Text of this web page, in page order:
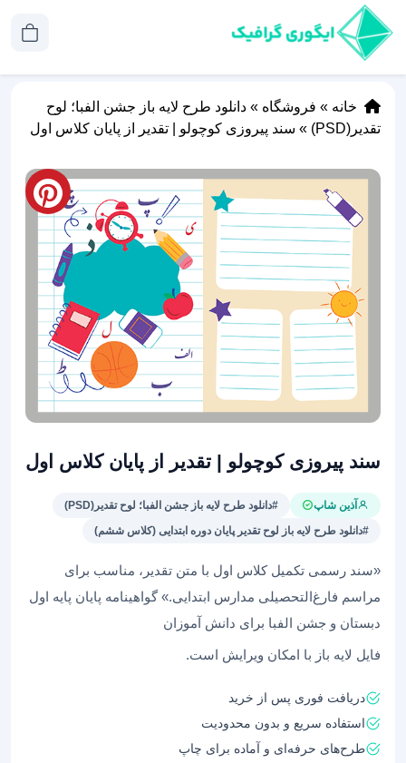
خانه » فروشگاه » دانلود طرح لایه باز جشن الفبا؛ لوح
تقدیر(PSD)
» سند پیروزی کوچولو | تقدیر از پایان کلاس اول
سند پیروزی کوچولو | تقدیر از پایان کلاس اول
آذین شاپ
#دانلود طرح لایه باز جشن الفبا؛ لوح تقدیر(PSD)
#دانلود طرح لایه باز لوح تقدیر پایان دوره ابتدایی (کلاس ششم)
«سند رسمی تکمیل کلاس اول با متن تقدیر، مناسب برای
مراسم فارغ‌التحصیلی مدارس ابتدایی.» گواهینامه پایان پایه اول
دبستان و جشن الفبا برای دانش آموزان
فایل لایه باز با امکان ویرایش است.
دریافت فوری پس از خرید
استفاده سریع و بدون محدودیت
طرح‌های حرفه‌ای و آماده برای چاپ